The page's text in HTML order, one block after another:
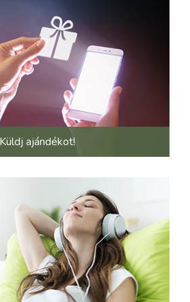
Küldj ajándékot!